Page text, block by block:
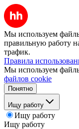
Мы используем
правильную работу
трафик.
Правила
Мы используем
файлов cookie
Понятно
Ищу работу
Ищу работу
Ищу работу